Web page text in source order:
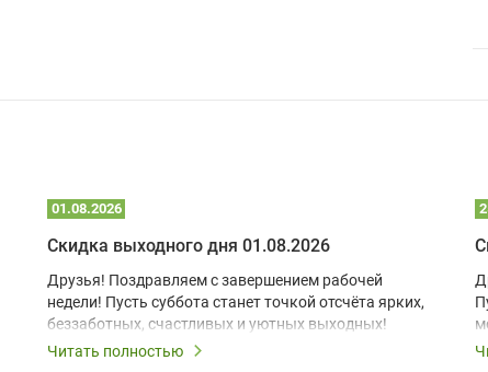
01.08.2026
Скидка выходного дня 01.08.2026
Друзья! Поздравляем с завершением рабочей
недели! Пусть суббота станет точкой отсчёта ярких,
беззаботных, счастливых и уютных выходных!
Читать полностью